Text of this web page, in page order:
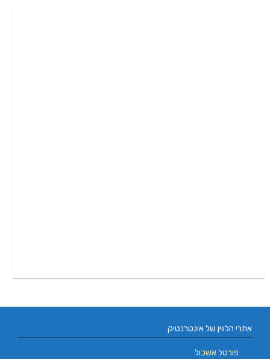
אתרי הלווין של אינטרנטיק
פורטל אשכול